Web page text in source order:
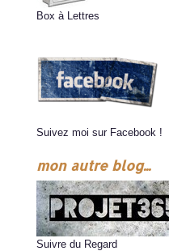
Box à Lettres
Suivez moi sur Facebook !
mon autre blog...
Suivre du Regard